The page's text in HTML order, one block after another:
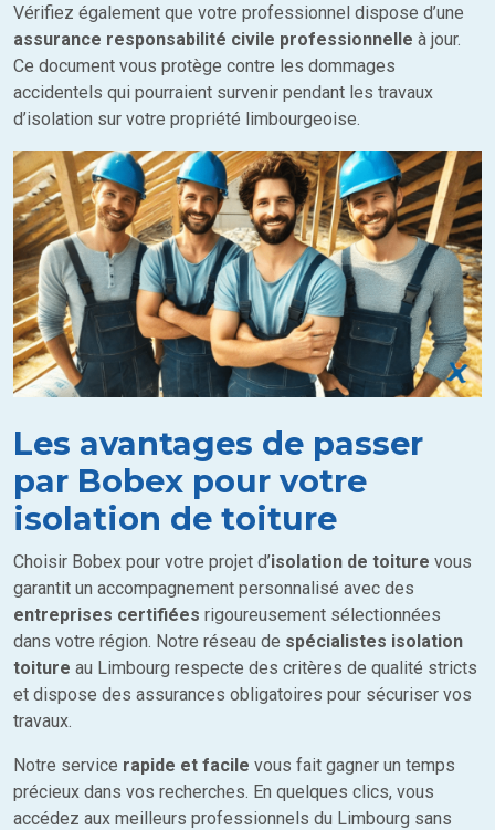
Vérifiez également que votre professionnel dispose d’une
assurance responsabilité civile professionnelle à jour.
Ce document vous protège contre les dommages
accidentels qui pourraient survenir pendant les travaux
d’isolation sur votre propriété limbourgeoise.
Les avantages de passer
par Bobex pour votre
isolation de toiture
Choisir Bobex pour votre projet d’isolation de toiture vous
garantit un accompagnement personnalisé avec des
entreprises certifiées rigoureusement sélectionnées
dans votre région. Notre réseau de spécialistes isolation
toiture au Limbourg respecte des critères de qualité stricts
et dispose des assurances obligatoires pour sécuriser vos
travaux.
Notre service rapide et facile vous fait gagner un temps
précieux dans vos recherches. En quelques clics, vous
accédez aux meilleurs professionnels du Limbourg sans